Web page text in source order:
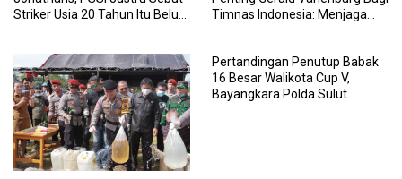
Striker Usia 20 Tahun Itu Belum
Timnas Indonesia: Menjaga
Pertandingan Penutup Babak
16 Besar Walikota Cup V,
Bayangkara Polda Sulut